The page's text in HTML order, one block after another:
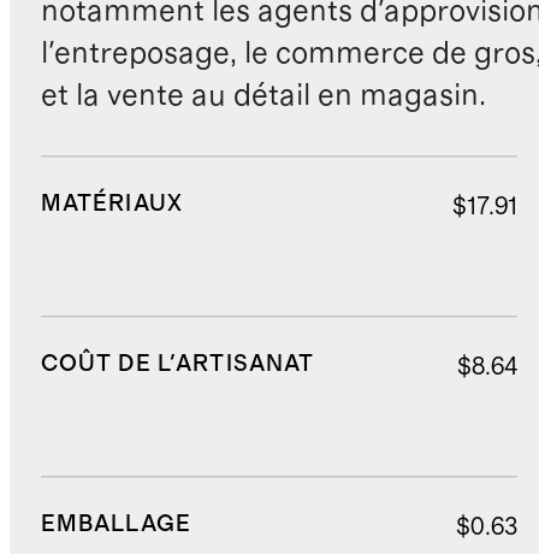
notamment les agents
l'entreposage, le commerce de
et la vente au détail en magasin.
MATÉRIAUX $17.91
COÛT DE L'ARTISANAT $8.64
EMBALLAGE $0.63